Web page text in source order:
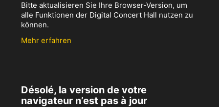
Bitte aktualisieren Sie Ihre Browser-Version, um
alle Funktionen der Digital Concert Hall nutzen zu
können.
Mehr erfahren
Désolé, la version de votre
navigateur n’est pas à jour